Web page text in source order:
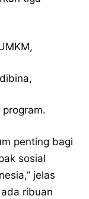
penting bagi
sosial
jelas
ribuan